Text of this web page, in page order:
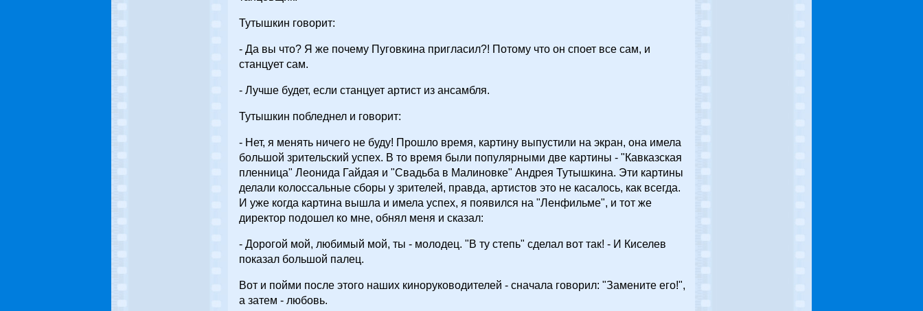
Тутышкин говорит:
- Да вы что? Я же почему Пуговкина пригласил?! Потому что он споет все сам, и
станцует сам.
- Лучше будет, если станцует артист из ансамбля.
Тутышкин побледнел и говорит:
- Нет, я менять ничего не буду! Прошло время, картину выпустили на экран, она имела
большой зрительский успех. В то время были популярными две картины - "Кавказская
пленница" Леонида Гайдая и "Свадьба в Малиновке" Андрея Тутышкина. Эти картины
делали колоссальные сборы у зрителей, правда, артистов это не касалось, как всегда.
И уже когда картина вышла и имела успех, я появился на "Ленфильме", и тот же
директор подошел ко мне, обнял меня и сказал:
- Дорогой мой, любимый мой, ты - молодец. "В ту степь" сделал вот так! - И Киселев
показал большой палец.
Вот и пойми после этого наших киноруководителей - сначала говорил: "Замените его!",
а затем - любовь.